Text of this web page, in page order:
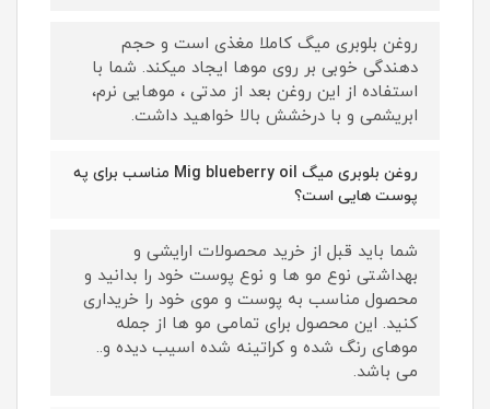
روغن بلوبری میگ کاملا مغذی است و حجم
دهندگی خوبی بر روی موها ایجاد میکند. شما با
استفاده از این روغن بعد از مدتی ، موهایی نرم،
ابریشمی و با درخشش بالا خواهید داشت.
روغن بلوبری میگ Mig blueberry oil مناسب برای په
پوست هایی است؟
شما باید قبل از خرید محصولات ارایشی و
بهداشتی نوع مو ها و نوع پوست خود را بدانید و
محصول مناسب به پوست و موی خود را خریداری
کنید. این محصول برای تمامی مو ها از جمله
موهای رنگ شده و کراتینه شده اسیب دیده و..
می باشد.